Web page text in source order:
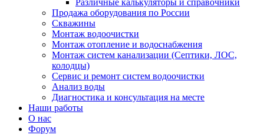
Различные калькуляторы и справочники
Продажа оборудования по России
Скважины
Монтаж водоочистки
Монтаж отопление и водоснабжения
Монтаж систем канализации (Септики, ЛОС,
колодцы)
Сервис и ремонт систем водоочистки
Анализ воды
Диагностика и консультация на месте
Наши работы
О нас
Форум